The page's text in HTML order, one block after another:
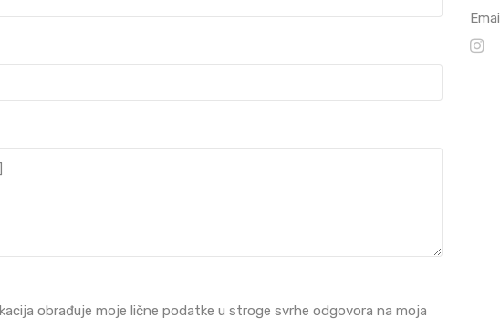
obrađuje moje lične podatke u stroge svrhe odgovora na moja